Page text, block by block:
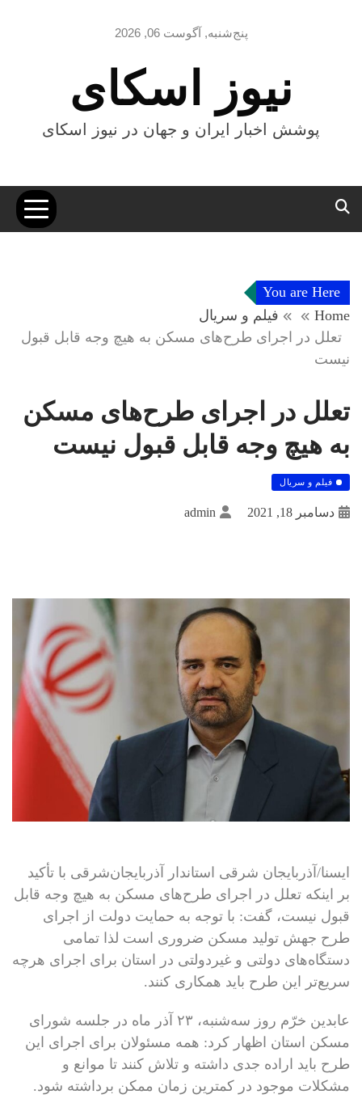
پنج‌شنبه, آگوست 06, 2026
نیوز اسکای
پوشش اخبار ایران و جهان در نیوز اسکای
You are Here
Home
فیلم و سریال
تعلل در اجرای طرح‌های مسکن به هیچ وجه قابل قبول
نیست
تعلل در اجرای طرح‌های مسکن
به هیچ وجه قابل قبول نیست
فیلم و سریال
دسامبر 18, 2021 admin
ایسنا/آذربایجان شرقی استاندار آذربایجان‌شرقی با تأکید
بر اینکه تعلل در اجرای طرح‌های مسکن به هیچ وجه قابل
قبول نیست، گفت: با توجه به حمایت دولت از اجرای
طرح جهش تولید مسکن ضروری است لذا تمامی
دستگاه‌های دولتی و غیردولتی در استان برای اجرای هرچه
سریع‌تر این طرح باید همکاری کنند.
عابدین خرّم روز سه‌شنبه، ۲۳ آذر ماه در جلسه شورای
مسکن استان اظهار کرد: همه مسئولان برای اجرای این
طرح باید اراده جدی داشته و تلاش کنند تا موانع و
مشکلات موجود در کمترین زمان ممکن برداشته شود.